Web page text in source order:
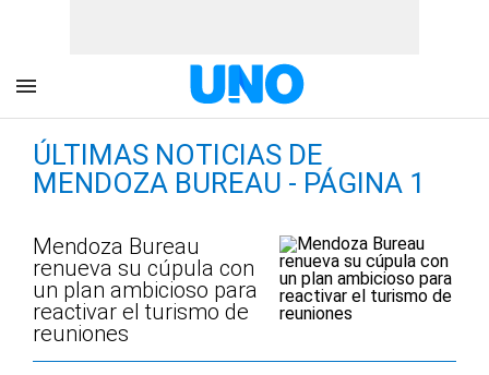
ÚLTIMAS NOTICIAS DE
MENDOZA BUREAU - PÁGINA 1
Mendoza Bureau
renueva su cúpula con
un plan ambicioso para
reactivar el turismo de
reuniones